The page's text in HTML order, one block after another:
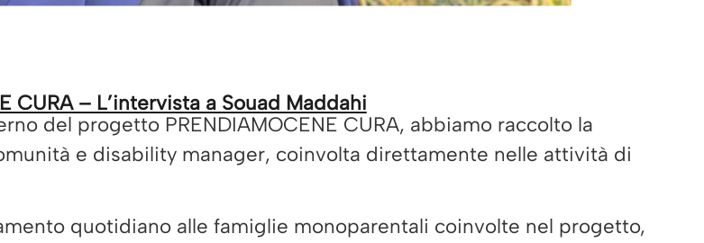
CURA – L’intervista a Souad Maddahi
del progetto PRENDIAMOCENE CURA, abbiamo raccolto la
e disability manager, coinvolta direttamente nelle attività di
quotidiano alle famiglie monoparentali coinvolte nel progetto,